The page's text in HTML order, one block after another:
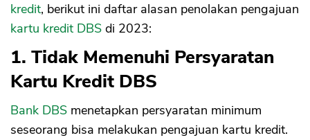
kredit, berikut ini daftar alasan penolakan pengajuan
kartu kredit DBS di 2023:
1. Tidak Memenuhi Persyaratan
Kartu Kredit DBS
Bank DBS menetapkan persyaratan minimum
seseorang bisa melakukan pengajuan kartu kredit.